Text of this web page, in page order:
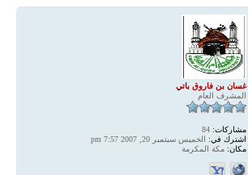
غسان بن فاروق باتي
المشرف العام
مشاركات:
اشترك في: الخميس سبتمبر 20, 2007 7:57 pm
مكان: مكة المكرمة